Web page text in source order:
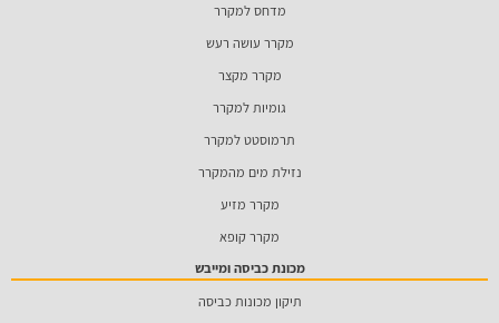
מדחס למקרר
מקרר עושה רעש
מקרר מקצר
גומיות למקרר
תרמוסטט למקרר
נזילת מים מהמקרר
מקרר מזיע
מקרר קופא
מכונת כביסה ומייבש
תיקון מכונות כביסה